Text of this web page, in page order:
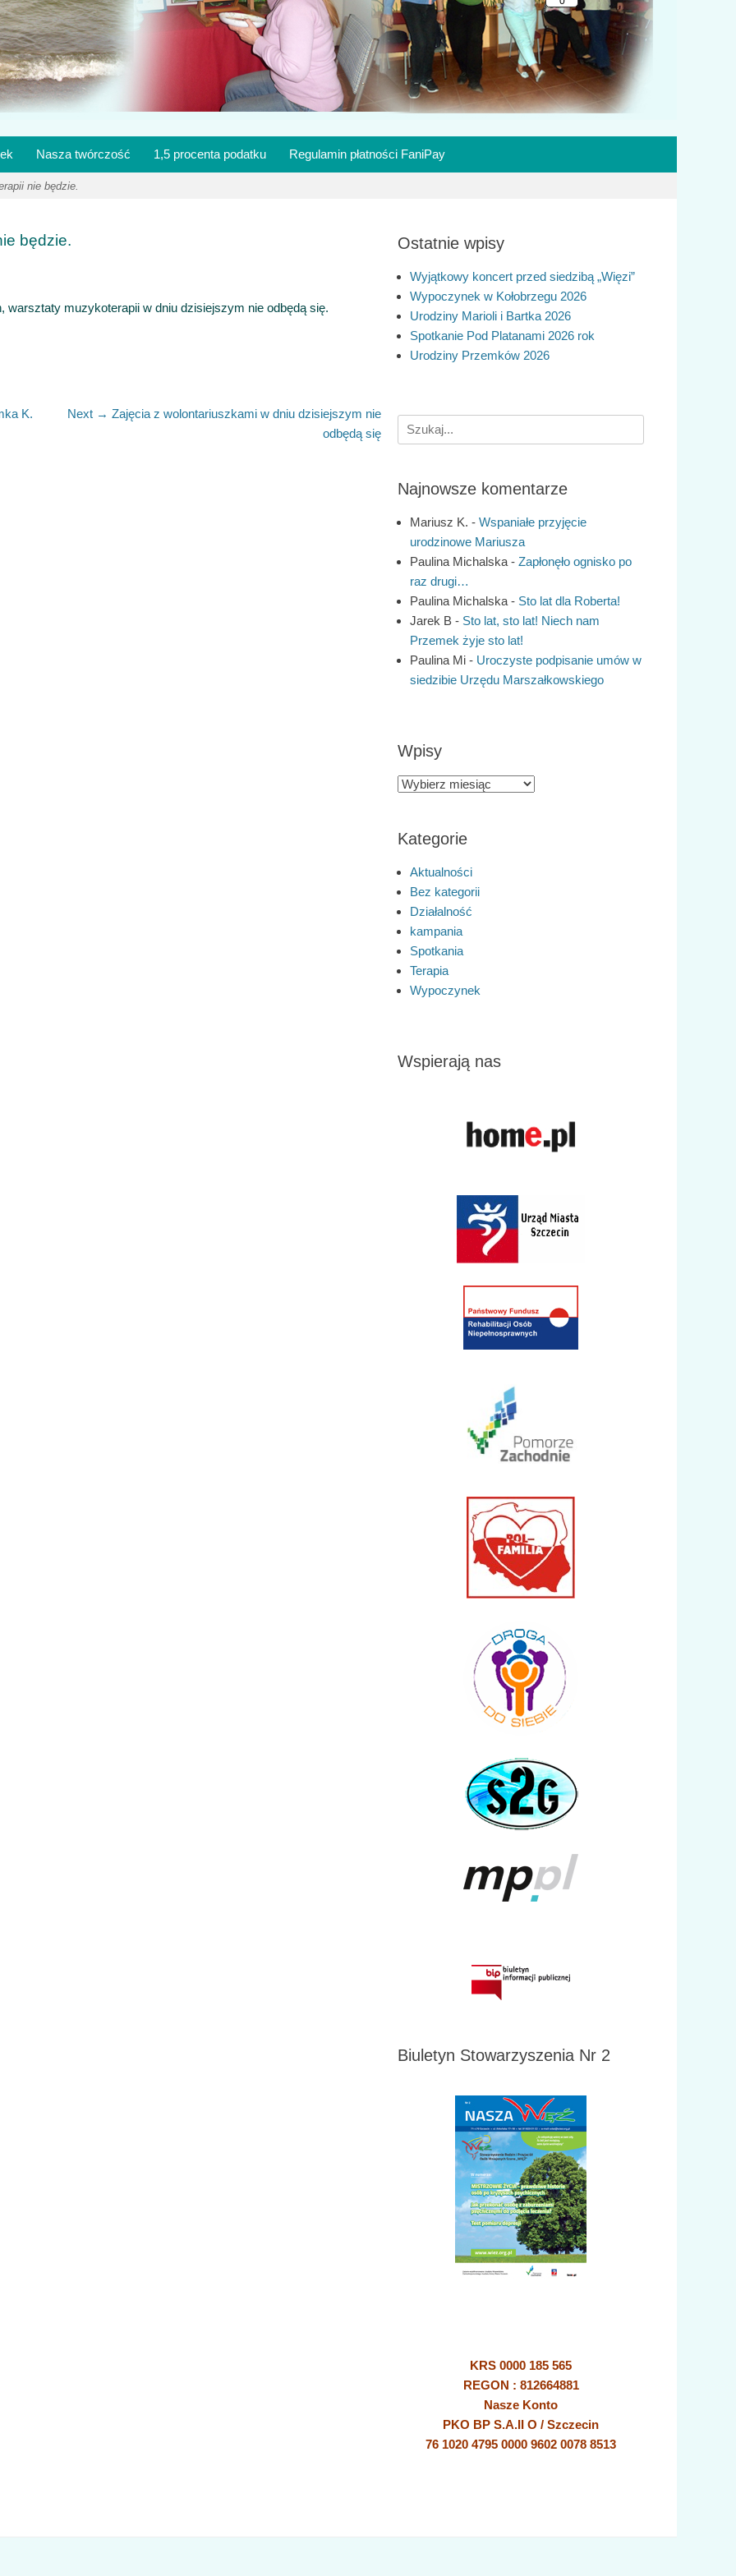
Nasza twórczość 1,5 procenta podatku Regulamin płatności FaniPay
nie będzie.
będzie.
muzykoterapii w dniu dzisiejszym nie odbędą się.
K. Next → Next
Zajęcia z wolontariuszkami w dniu dzisiejszym nie
odbędą się
Ostatnie wpisy
Wyjątkowy koncert przed siedzibą „Więzi”
Wypoczynek w Kołobrzegu 2026
Urodziny Marioli i Bartka 2026
Spotkanie Pod Platanami 2026 rok
Urodziny Przemków 2026
Search
for:
Najnowsze komentarze
Mariusz K. - Wspaniałe przyjęcie
urodzinowe Mariusza
Paulina Michalska - Zapłonęło ognisko po
raz drugi…
Paulina Michalska - Sto lat dla Roberta!
Jarek B - Sto lat, sto lat! Niech nam
Przemek żyje sto lat!
Paulina Mi - Uroczyste podpisanie umów w
siedzibie Urzędu Marszałkowskiego
Wpisy
Wpisy
Kategorie
Aktualności
Bez kategorii
Działalność
kampania
Spotkania
Terapia
Wypoczynek
Wspierają nas
Biuletyn Stowarzyszenia Nr 2
KRS 0000 185 565
REGON : 812664881
Nasze Konto
PKO BP S.A.II O / Szczecin
76 1020 4795 0000 9602 0078 8513